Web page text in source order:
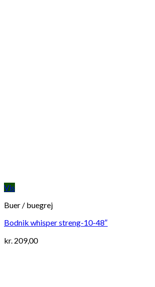
Vis
Buer / buegrej
Bodnik whisper streng-10-48″
kr. 209,00